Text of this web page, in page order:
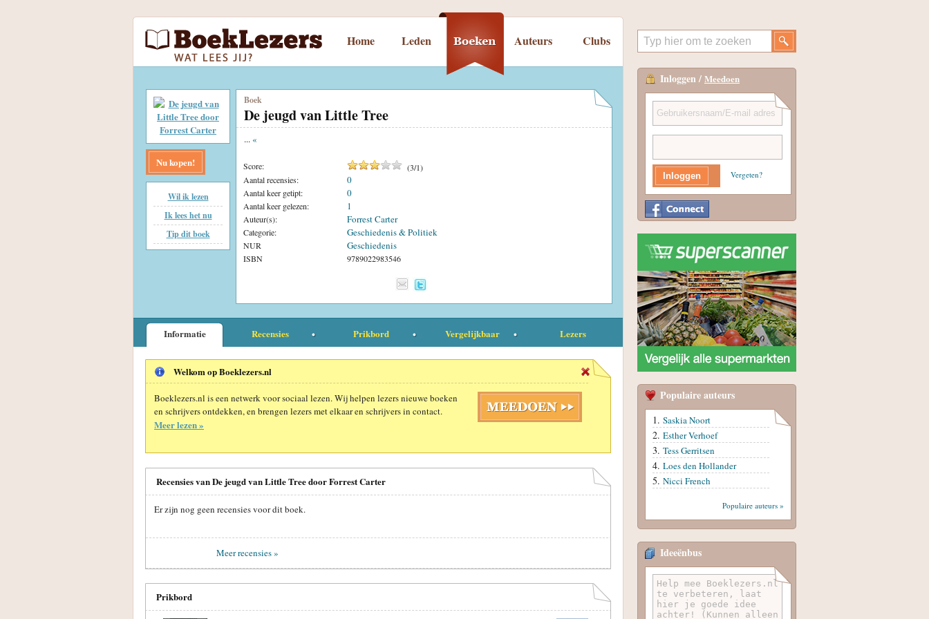
Home Leden Auteurs Clubs
Nu kopen!
Wil ik lezen
Ik lees het nu
Tip dit boek
Boek
De jeugd van Little Tree
... «
Score: (3/1)
Aantal recensies:
0
Aantal keer getipt: 0
Aantal keer gelezen: 1
Auteur(s): Forrest Carter
Categorie: Geschiedenis & Politiek
NUR Geschiedenis
ISBN 9789022983546
Informatie Recensies Prikbord Vergelijkbaar Lezers
Welkom op Boeklezers.nl
Boeklezers.nl is een netwerk voor sociaal lezen. Wij helpen lezers nieuwe boeken
en schrijvers ontdekken, en brengen lezers met elkaar en schrijvers in contact.
Meer lezen »
Recensies van De jeugd van Little Tree door Forrest Carter
Er zijn nog geen recensies voor dit boek.
Meer recensies »
Prikbord
Inloggen / Meedoen
Vergeten?
Populaire auteurs
Saskia Noort
Esther Verhoef
Tess Gerritsen
Loes den Hollander
Nicci French
Populaire auteurs »
Ideeënbus